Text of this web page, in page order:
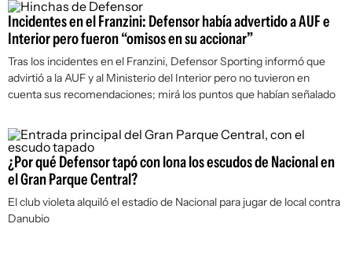
Incidentes en el Franzini: Defensor había advertido a AUF e
Interior pero fueron “omisos en su accionar”
Tras los incidentes en el Franzini, Defensor Sporting informó que
advirtió a la AUF y al Ministerio del Interior pero no tuvieron en
cuenta sus recomendaciones; mirá los puntos que habían señalado
¿Por qué Defensor tapó con lona los escudos de Nacional en
el Gran Parque Central?
El club violeta alquiló el estadio de Nacional para jugar de local contra
Danubio